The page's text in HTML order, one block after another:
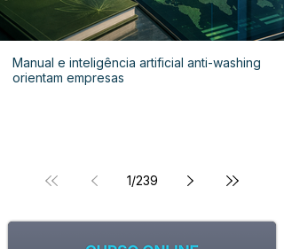
Manual e inteligência artificial anti-washing
orientam empresas
1/239